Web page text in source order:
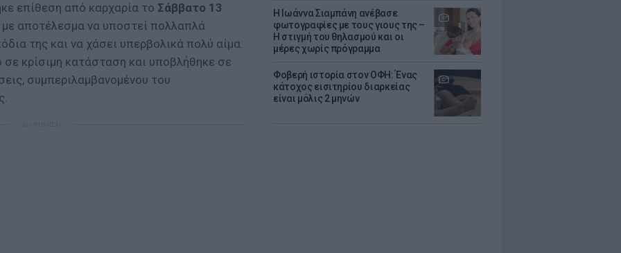
H Ιωάννα Σιαμπάνη ανέβασε
φωτογραφίες με τους γιους της –
Η στιγμή του θηλασμού και οι
μέρες χωρίς πρόγραμμα
Φοβερή ιστορία στον ΟΦΗ: Ένας
κάτοχος εισιτηρίου διαρκείας
είναι μόλις 2 μηνών
επίθεση από καρχαρία το Σάββατο 13
με αποτέλεσμα να υποστεί πολλαπλά
της και να χάσει υπερβολικά πολύ αίμα.
κρίσιμη κατάσταση και υποβλήθηκε σε
συμπεριλαμβανομένου του